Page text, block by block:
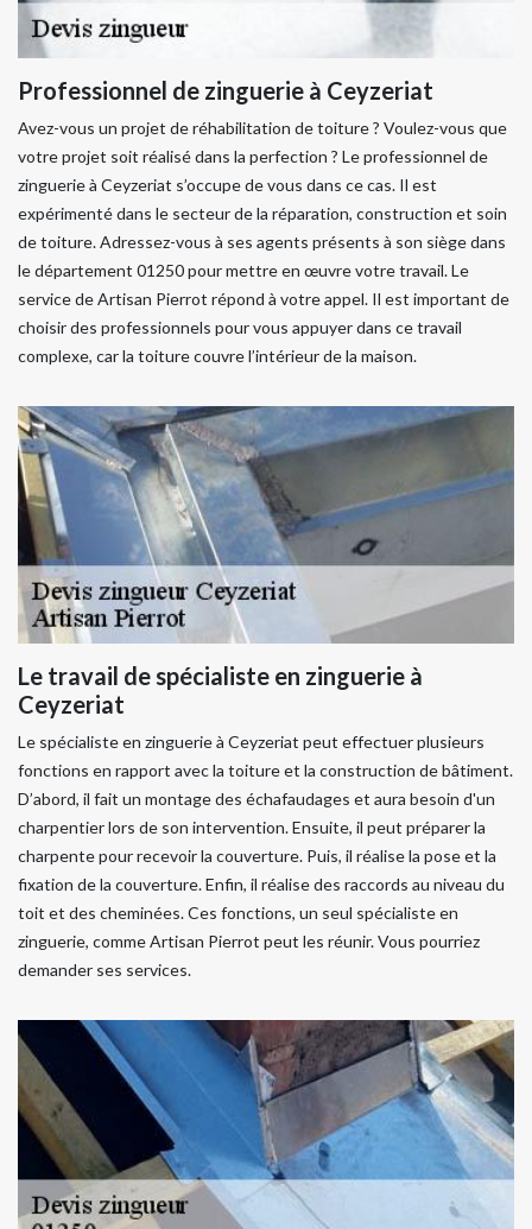
Professionnel de zinguerie à Ceyzeriat
Avez-vous un projet de réhabilitation de toiture ? Voulez-vous que
votre projet soit réalisé dans la perfection ? Le professionnel de
zinguerie à Ceyzeriat s’occupe de vous dans ce cas. Il est
expérimenté dans le secteur de la réparation, construction et soin
de toiture. Adressez-vous à ses agents présents à son siège dans
le département 01250 pour mettre en œuvre votre travail. Le
service de Artisan Pierrot répond à votre appel. Il est important de
choisir des professionnels pour vous appuyer dans ce travail
complexe, car la toiture couvre l’intérieur de la maison.
Le travail de spécialiste en zinguerie à
Ceyzeriat
Le spécialiste en zinguerie à Ceyzeriat peut effectuer plusieurs
fonctions en rapport avec la toiture et la construction de bâtiment.
D’abord, il fait un montage des échafaudages et aura besoin d'un
charpentier lors de son intervention. Ensuite, il peut préparer la
charpente pour recevoir la couverture. Puis, il réalise la pose et la
fixation de la couverture. Enfin, il réalise des raccords au niveau du
toit et des cheminées. Ces fonctions, un seul spécialiste en
zinguerie, comme Artisan Pierrot peut les réunir. Vous pourriez
demander ses services.